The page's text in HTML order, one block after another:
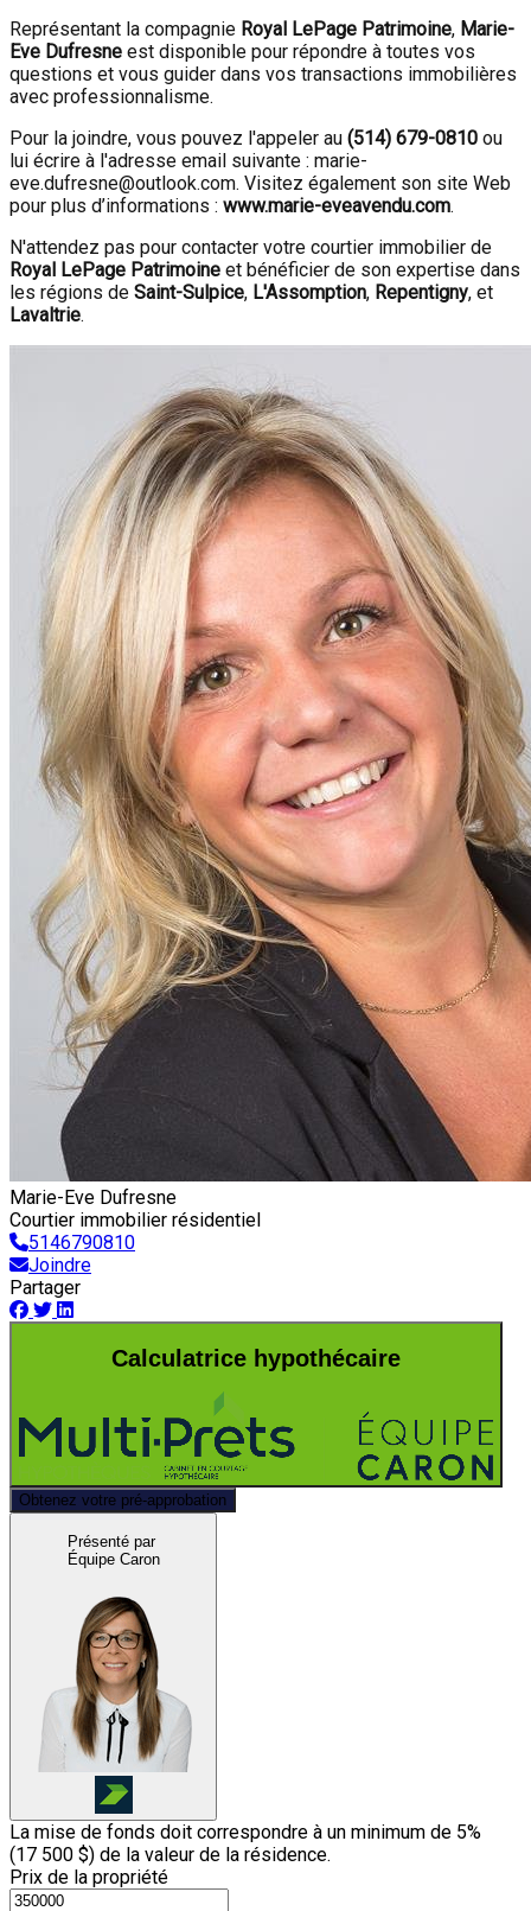
Représentant la compagnie Royal LePage Patrimoine, Marie-
Eve Dufresne est disponible pour répondre à toutes vos
questions et vous guider dans vos transactions immobilières
avec professionnalisme.
Pour la joindre, vous pouvez l'appeler au (514) 679-0810 ou
lui écrire à l'adresse email suivante : marie-
eve.dufresne@outlook.com. Visitez également son site Web
pour plus d’informations : www.marie-eveavendu.com.
N'attendez pas pour contacter votre courtier immobilier de
Royal LePage Patrimoine et bénéficier de son expertise dans
les régions de Saint-Sulpice, L'Assomption, Repentigny, et
Lavaltrie.
Marie-Eve Dufresne
Courtier immobilier résidentiel
5146790810
Joindre
Partager
Calculatrice hypothécaire
Obtenez votre pré-approbation
Présenté par
Équipe Caron
La mise de fonds doit correspondre à un minimum de 5%
(17 500 $) de la valeur de la résidence.
Prix de la propriété